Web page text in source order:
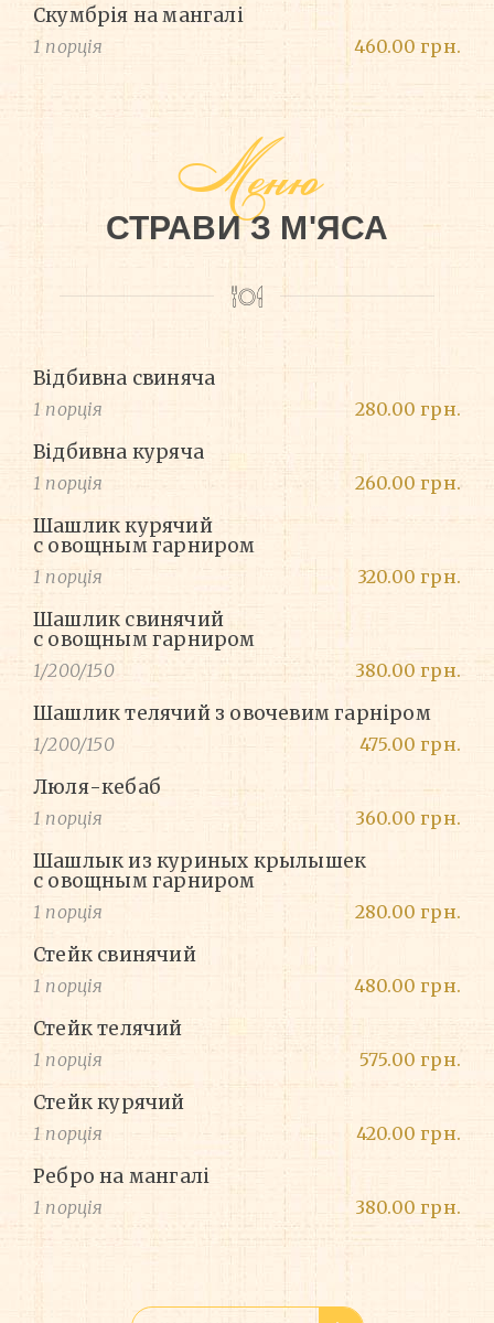
Скумбрія на мангалі
1 порція 460.00 грн.
Меню
СТРАВИ З М'ЯСА
Відбивна свиняча
1 порція 280.00 грн.
Відбивна куряча
1 порція 260.00 грн.
Шашлик курячий
с овощным гарниром
1 порція 320.00 грн.
Шашлик свинячий
с овощным гарниром
1/200/150 380.00 грн.
Шашлик телячий з овочевим гарніром
1/200/150 475.00 грн.
Люля-кебаб
1 порція 360.00 грн.
Шашлык из куриных крылышек
с овощным гарниром
1 порція 280.00 грн.
Стейк свинячий
1 порція 480.00 грн.
Стейк телячий
1 порція 575.00 грн.
Стейк курячий
1 порція 420.00 грн.
Ребро на мангалі
1 порція 380.00 грн.